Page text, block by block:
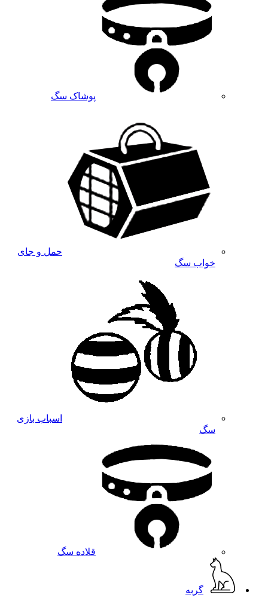
پوشاک سگ
حمل و جای
خواب سگ
اسباب بازی
سگ
قلاده سگ
گربه